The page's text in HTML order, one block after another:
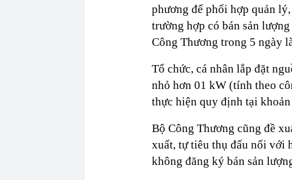
phương để phối hợp quản
trường hợp có bán sản
Công Thương trong 5 ngày
Tổ chức, cá nhân lắp đặt
nhỏ hơn 01 kW (tính theo
thực hiện quy định tại khoản
Bộ Công Thương cũng đề
xuất, tự tiêu thụ đấu nối với
không đăng ký bán sản